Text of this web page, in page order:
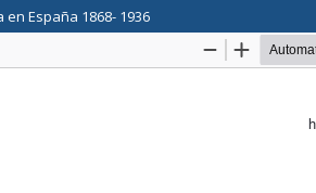
España 1868- 1936